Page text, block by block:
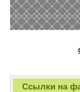
Ссылки на